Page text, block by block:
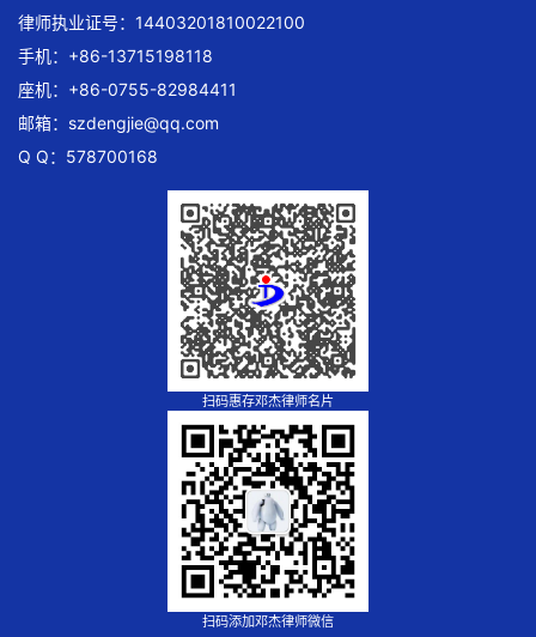
律师执业证号：14403201810022100
手机：+86-13715198118
座机：+86-0755-82984411
邮箱： szdengjie@qq.com
Q Q：578700168
扫码惠存邓杰律师名片
扫码添加邓杰律师微信